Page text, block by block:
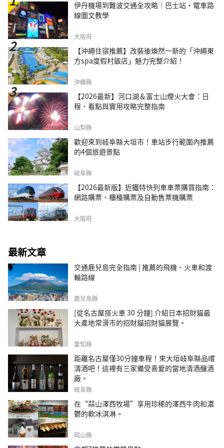
伊丹機場到難波交通全攻略｜巴士站・電車路
線圖文教學
大阪府
【沖繩住宿推薦】改裝後煥然一新的「沖繩東
方spa度假村飯店」魅力完整介紹！
沖繩縣
【2026最新】河口湖＆富士山煙火大會：日
程、看點與實用攻略完整指南
山梨縣
歡迎來到岐阜縣大垣市！車站步行範圍內推薦
的4個旅遊景點
岐阜縣
【2026最新版】近鐵特快列車車票購買指南：
網路購票、櫃檯購票及自動售票機購票
大阪府
最新文章
交通鹿兒島完全指南 | 推薦的飛機、火車和渡
輪路線
鹿兒島縣
[從名古屋搭火車 30 分鐘] 介紹日本招財貓最
大產地常滑市的招財貓招財貓展覽。
愛知縣
距離名古屋僅30分鐘車程！來大垣岐阜縣品嚐
清酒吧！這裡有三家備受喜愛的當地清酒釀酒
廠。
岐阜縣
在“蒜山澤西牧場”享用珍稀的澤西牛肉和濃
鬱的軟冰淇淋。
岡山縣